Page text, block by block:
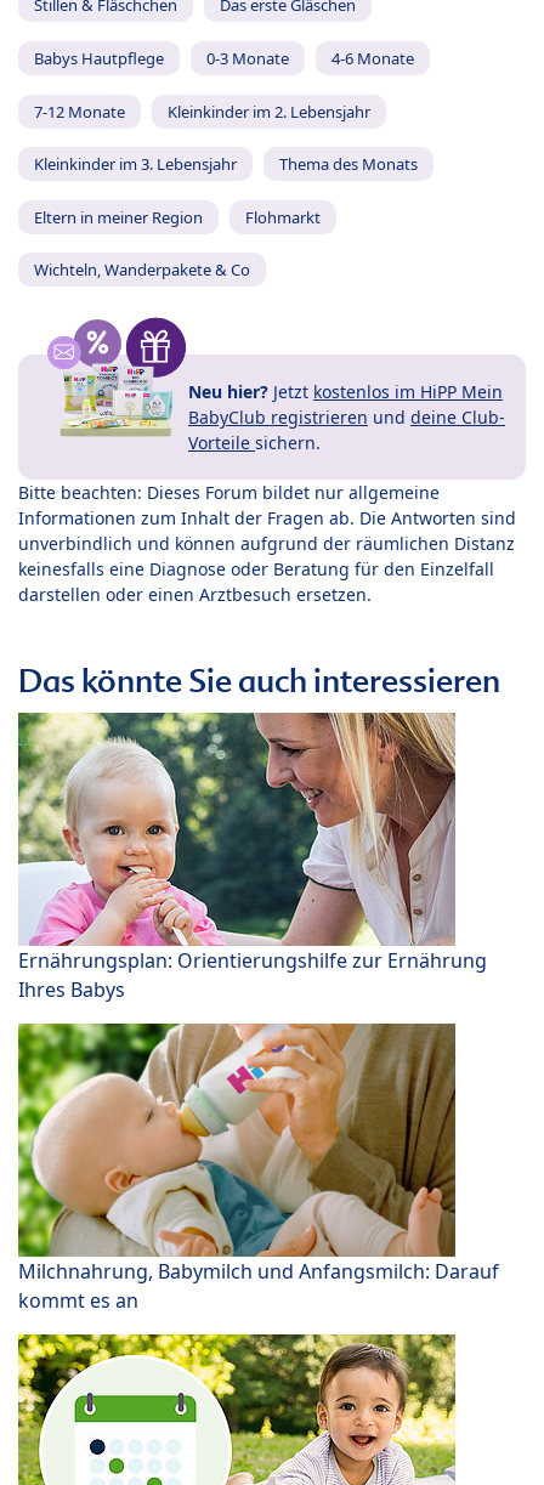
Stillen & Fläschchen Das erste Gläschen
Babys Hautpflege 0-3 Monate 4-6 Monate
7-12 Monate Kleinkinder im 2. Lebensjahr
Kleinkinder im 3. Lebensjahr Thema des Monats
Eltern in meiner Region Flohmarkt
Wichteln, Wanderpakete & Co
Neu hier? Jetzt kostenlos im HiPP Mein
BabyClub registrieren und deine Club-
Vorteile sichern.
Bitte beachten: Dieses Forum bildet nur allgemeine
Informationen zum Inhalt der Fragen ab. Die Antworten sind
unverbindlich und können aufgrund der räumlichen Distanz
keinesfalls eine Diagnose oder Beratung für den Einzelfall
darstellen oder einen Arztbesuch ersetzen.
Das könnte Sie auch interessieren
Ernährungsplan: Orientierungshilfe zur Ernährung
Ihres Babys
Milchnahrung, Babymilch und Anfangsmilch: Darauf
kommt es an